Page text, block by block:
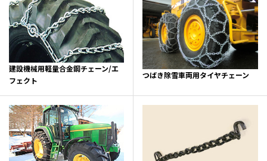
建設機械用軽量合金鋼チェーン/エ
フェクト
つばき除雪車両用タイヤチェーン